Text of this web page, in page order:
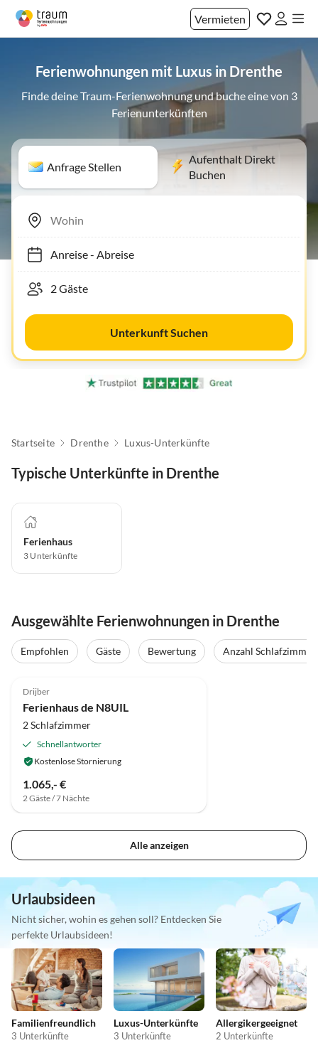
Vermieten
Ferienwohnungen mit Luxus in Drenthe
Finde deine Traum-Ferienwohnung und buche eine von 3
Ferienunterkünften
Anfrage Stellen
Aufenthalt Direkt
Buchen
Anreise- Abreise
Unterkunft Suchen
Startseite Drenthe Luxus-Unterkünfte
Typische Unterkünfte in Drenthe
Ferienhaus
3 Unterkünfte
Ausgewählte Ferienwohnungen in Drenthe
Empfohlen Gäste Bewertung Anzahl Schlafzimmer
Drijber
Ferienhaus de N8UIL
2 Schlafzimmer
Schnellantworter
Kostenlose Stornierung
1.065,- €
2 Gäste / 7 Nächte
Alle anzeigen
Urlaubsideen
Nicht sicher, wohin es gehen soll? Entdecken Sie
perfekte Urlaubsideen!
Familienfreundlich
3 Unterkünfte
Luxus-Unterkünfte
3 Unterkünfte
Allergikergeeignet
2 Unterkünfte